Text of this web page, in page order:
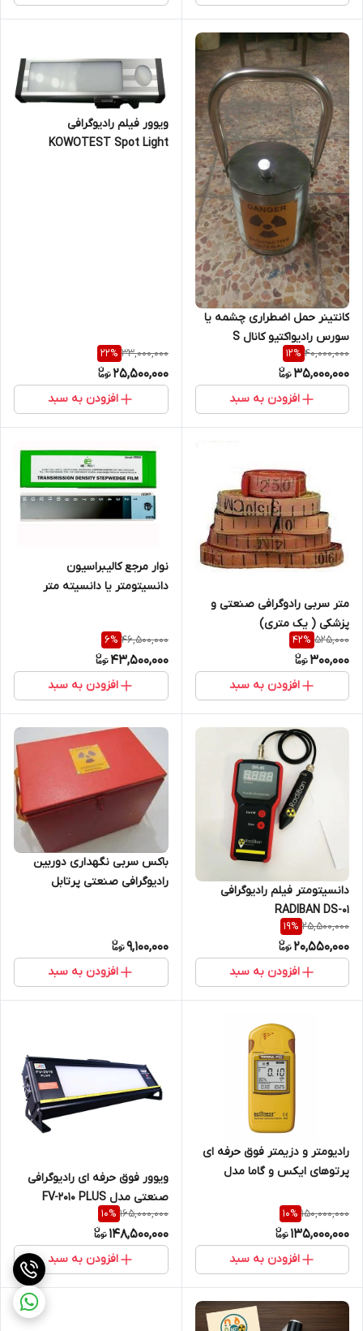
کانتینر حمل اضطراری چشمه یا
سورس رادیواکتیو کانال S
40,000,000
12%
35,000,000
افزودن به سبد
ویوور فیلم رادیوگرافی
KOWOTEST Spot Light
33,000,000
22%
25,500,000
افزودن به سبد
متر سربی رادوگرافی صنعتی و
پزشکی ( یک متری)
525,000
42%
300,000
افزودن به سبد
نوار مرجع کالیبراسیون
دانسیتومتر یا دانسیته متر
انگلستان
46,500,000
6%
43,500,000
افزودن به سبد
دانسیتومتر فیلم رادیوگرافی
RADIBAN DS-01
25,500,000
19%
20,550,000
افزودن به سبد
باکس سربی نگهداری دوربین
رادیوگرافی صنعتی پرتابل
9,100,000
افزودن به سبد
رادیومتر و دزیمتر فوق حرفه ای
پرتوهای ایکس و گاما مدل
اکوتست اکراین
150,000,000
10%
135,000,000
افزودن به سبد
ویوور فوق حرفه ای رادیوگرافی
صنعتی مدل FV-2010 PLUS
ساخت کمپانی LCNDT
165,000,000
10%
148,500,000
افزودن به سبد